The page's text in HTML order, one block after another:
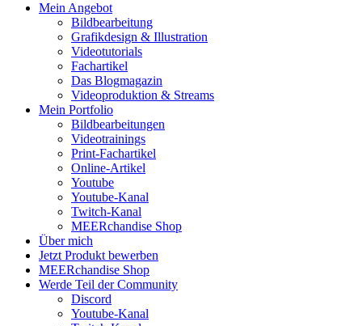
Mein Angebot
Bildbearbeitung
Grafikdesign & Illustration
Videotutorials
Fachartikel
Das Blogmagazin
Videoproduktion & Streams
Mein Portfolio
Bildbearbeitungen
Videotrainings
Print-Fachartikel
Online-Artikel
Youtube
Youtube-Kanal
Twitch-Kanal
MEERchandise Shop
Über mich
Jetzt Produkt bewerben
MEERchandise Shop
Werde Teil der Community
Discord
Youtube-Kanal